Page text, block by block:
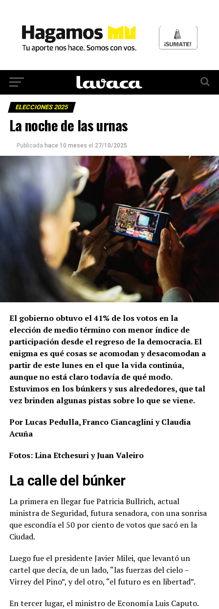
ELECCIONES 2025
La noche de las urnas
Publicada hace 10 meses el 27/10/2025
El gobierno obtuvo el 41% de los votos en la
elección de medio término con menor índice de
participación desde el regreso de la democracia. El
enigma es qué cosas se acomodan y desacomodan a
partir de este lunes en el que la vida continúa,
aunque no está claro todavía de qué modo.
Estuvimos en los búnkers y sus alrededores, que tal
vez brinden algunas pistas sobre lo que se viene.
Por Lucas Pedulla, Franco Ciancaglini y Claudia
Acuña
Fotos: Lina Etchesuri y Juan Valeiro
La calle del búnker
La primera en llegar fue Patricia Bullrich, actual
ministra de Seguridad, futura senadora, con una sonrisa
que escondía el 50 por ciento de votos que sacó en la
Ciudad.
Luego fue el presidente Javier Milei, que levantó un
cartel que decía, de un lado, “las fuerzas del cielo –
Virrey del Pino”, y del otro, “el futuro es en libertad”.
En tercer lugar, el ministro de Economía Luis Caputo.